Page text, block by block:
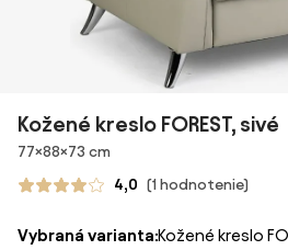
Kožené kreslo FOREST, sivé
Rozmery
77×88×73 cm
4,0 (1 hodnotenie)
Vybraná varianta:Kožené kreslo